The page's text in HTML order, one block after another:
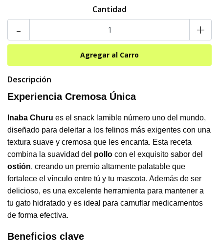
Cantidad
- +
Descripción
Experiencia Cremosa Única
Inaba Churu es el snack lamible número uno del mundo,
diseñado para deleitar a los felinos más exigentes con una
textura suave y cremosa que les encanta. Esta receta
combina la suavidad del pollo con el exquisito sabor del
ostión, creando un premio altamente palatable que
fortalece el vínculo entre tú y tu mascota. Además de ser
delicioso, es una excelente herramienta para mantener a
tu gato hidratado y es ideal para camuflar medicamentos
de forma efectiva.
Beneficios clave